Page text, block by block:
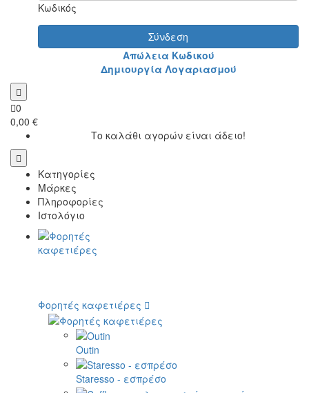
Κωδικός
Σύνδεση
Απώλεια Κωδικού
Δημιουργία Λογαριασμού
0
0,00 €
Το καλάθι αγορών είναι άδειο!
Κατηγορίες
Μάρκες
Πληροφορίες
Ιστολόγιο
Φορητές καφετιέρες
Outin
Staresso - εσπρέσο